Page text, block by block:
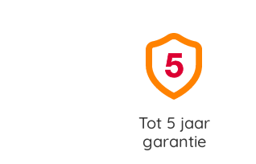
Tot 5 jaar
garantie